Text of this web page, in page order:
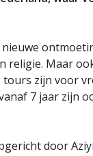
religie. Maar
zijn voor
7 jaar zijn
door